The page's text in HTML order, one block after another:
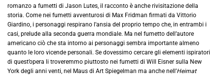
romanzo a fumetti di Jason Lutes, il racconto è anche rivisitazione della
storia. Come nei fumetti avventurosi di Max Fridman firmati da Vittorio
Giardino, i personaggi respirano l’ansia del proprio tempo che, in entrambi i
casi, prelude alla seconda guerra mondiale. Ma nel fumetto dell’autore
americano ciò che sta intorno ai personaggi sembra importante almeno
quanto le loro vicende personali. Se dovessimo cercare gli elementi ispiratori
di quest’opera li troveremmo piuttosto nei fumetti di Will Eisner sulla New
York degli anni venti, nel Maus di Art Spiegelman ma anche nell’Heimat